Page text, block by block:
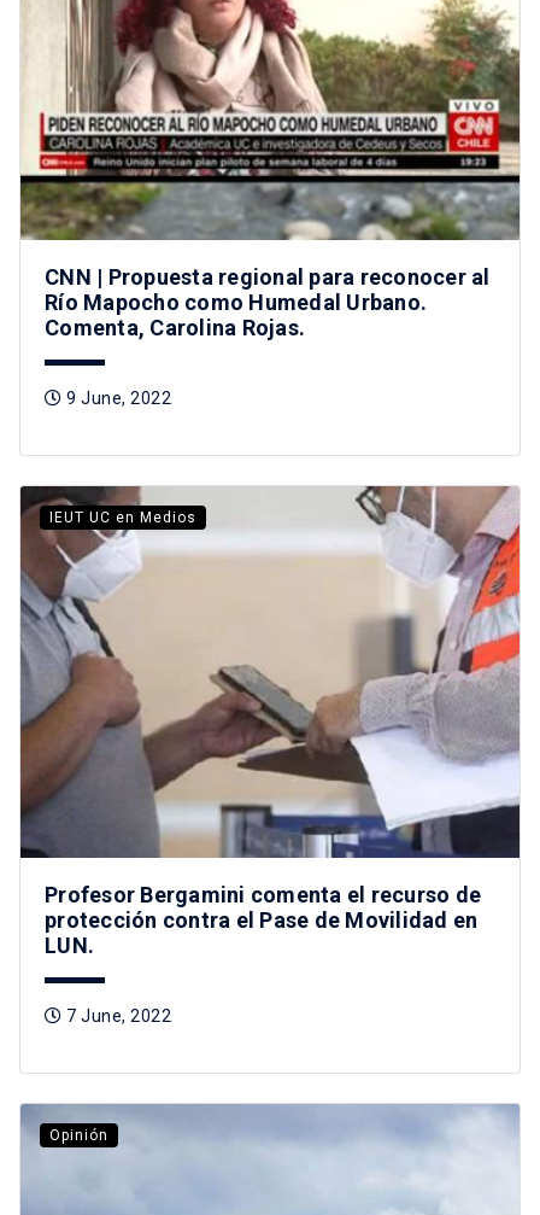
CNN | Propuesta regional para reconocer al
Río Mapocho como Humedal Urbano.
Comenta, Carolina Rojas.
9 June, 2022
IEUT UC en Medios
Profesor Bergamini comenta el recurso de
protección contra el Pase de Movilidad en
LUN.
7 June, 2022
Opinión